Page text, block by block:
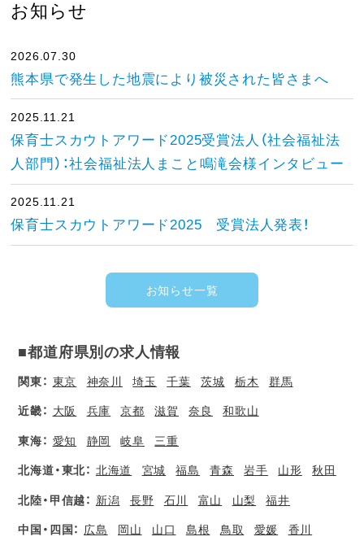
お知らせ
2026.07.30
熊本県で発生した地震により被災された皆さまへ
2025.11.21
保育士スカウトアワード2025受賞法人（社会福祉法
人部門）：社会福祉法人まこと鳴滝会様インタビュー
2025.11.21
保育士スカウトアワード2025 受賞法人発表！
お知らせ一覧
■都道府県別の求人情報
関東： 東京 神奈川 埼玉 千葉 茨城 栃木 群馬
近畿： 大阪 兵庫 京都 滋賀 奈良 和歌山
東海： 愛知 静岡 岐阜 三重
北海道・東北： 北海道 宮城 福島 青森 岩手 山形 秋田
北陸・甲信越： 新潟 長野 石川 富山 山梨 福井
中国・四国： 広島 岡山 山口 島根 鳥取 愛媛
香川